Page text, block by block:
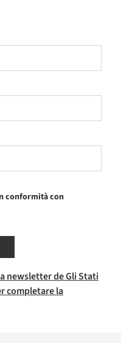
conformità con
newsletter de Gli Stati
completare la